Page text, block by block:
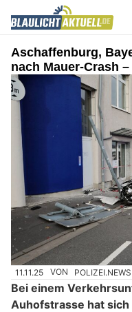
Aschaffenburg,
nach Mauer-Crash
11.11.25 VON
Bei einem
Auhofstrasse hat